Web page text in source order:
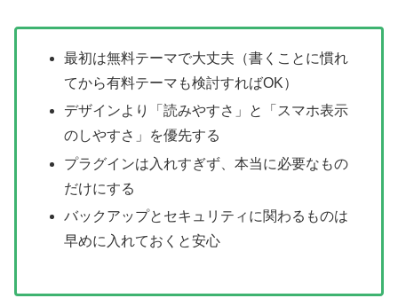
最初は無料テーマで大丈夫（書くことに慣れ
てから有料テーマも検討すればOK）
デザインより「読みやすさ」と「スマホ表示
のしやすさ」を優先する
プラグインは入れすぎず、本当に必要なもの
だけにする
バックアップとセキュリティに関わるものは
早めに入れておくと安心